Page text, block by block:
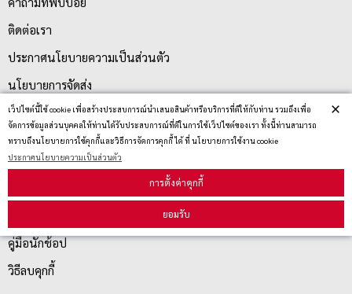
เว็ปไซต์นี้ใช้ cookie เพื่อสร้างประสบการณ์นำเสนอสินค้าหรือบริการที่ดีให้กับท่าน รวมถึงเพื่อ
จัดการข้อมูลส่วนบุคคลให้ท่านได้รับประสบการณ์ที่ดีในการใช้เว็ปไซต์ของเรา ทั้งนี้ท่านสามารถ
ทราบถึงนโยบายการใช้คุกกี้และวิธีการจัดการคุกกี้ ได้ ที่ นโยบายการใช้งาน cookie
ประกาศนโยบายความเป็นส่วนตัว
การตั้งค่าคุกกี้
ยอมรับ
×
ติดต่อเรา
ประกาศนโยบายความเป็นส่วนตัว
นโยบายการจัดส่ง
นโยบายการเปลี่ยน/คืน สินค้า
บริการลูกค้า
คู่มือนักช้อป
วิธีลบคุกกี้